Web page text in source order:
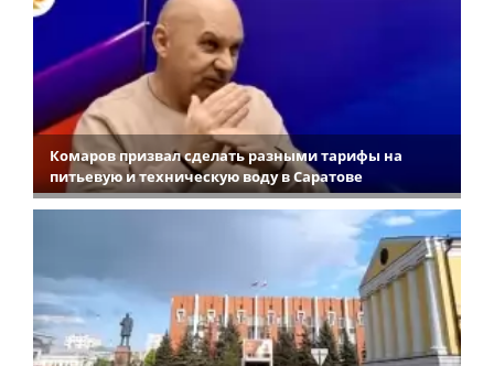
Комаров призвал сделать разными тарифы на
питьевую и техническую воду в Саратове